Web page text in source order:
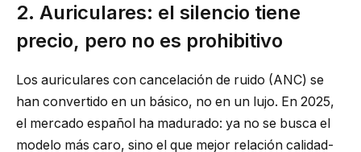
2. Auriculares: el silencio tiene
precio, pero no es prohibitivo
Los auriculares con cancelación de ruido (ANC) se
han convertido en un básico, no en un lujo. En 2025,
el mercado español ha madurado: ya no se busca el
modelo más caro, sino el que mejor relación calidad-